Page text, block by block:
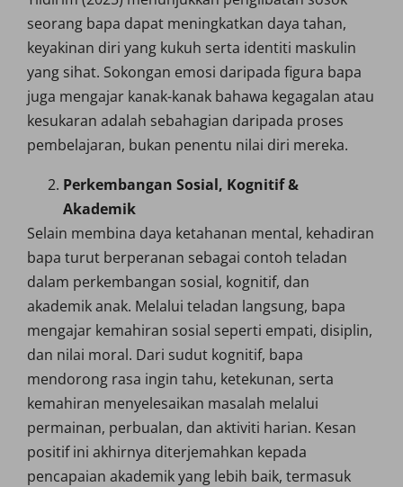
seorang bapa dapat meningkatkan daya tahan,
keyakinan diri yang kukuh serta identiti maskulin
yang sihat. Sokongan emosi daripada figura bapa
juga mengajar kanak-kanak bahawa kegagalan atau
kesukaran adalah sebahagian daripada proses
pembelajaran, bukan penentu nilai diri mereka.
Perkembangan Sosial, Kognitif &
Akademik
Selain membina daya ketahanan mental, kehadiran
bapa turut berperanan sebagai contoh teladan
dalam perkembangan sosial, kognitif, dan
akademik anak. Melalui teladan langsung, bapa
mengajar kemahiran sosial seperti empati, disiplin,
dan nilai moral. Dari sudut kognitif, bapa
mendorong rasa ingin tahu, ketekunan, serta
kemahiran menyelesaikan masalah melalui
permainan, perbualan, dan aktiviti harian. Kesan
positif ini akhirnya diterjemahkan kepada
pencapaian akademik yang lebih baik, termasuk